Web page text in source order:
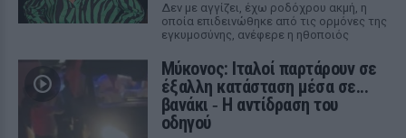
Δεν με αγγίζει, έχω ροδόχρου ακμή, η
οποία επιδεινώθηκε από τις ορμόνες της
εγκυμοσύνης, ανέφερε η ηθοποιός
Μύκονος: Ιταλοί παρτάρουν σε
έξαλλη κατάσταση μέσα σε...
βανάκι ‑ Η αντίδραση του
οδηγού